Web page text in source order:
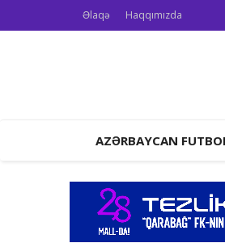
Əlaqə Haqqımızda
AZƏRBAYCAN